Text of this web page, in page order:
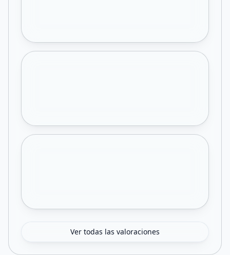
Ver todas las valoraciones